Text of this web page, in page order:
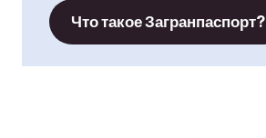
Что такое Загранпаспорт?